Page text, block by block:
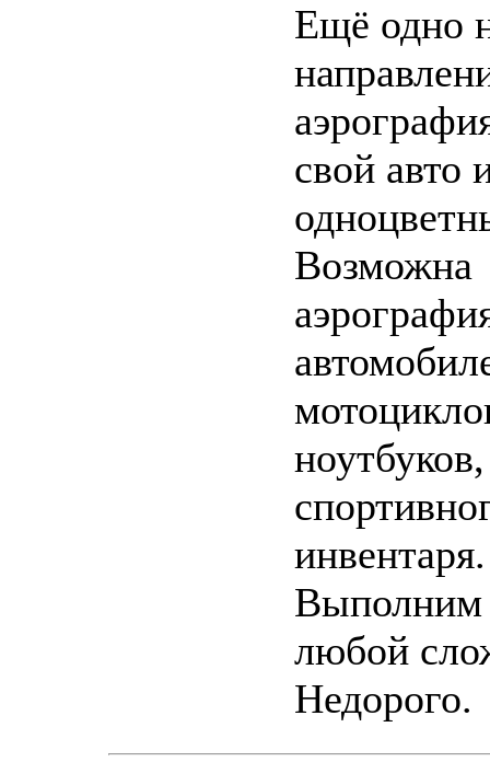
Ещё одно
свой авто
Возможна
ноутбуков,
инвентаря.
Выполним
любой
Недорого.